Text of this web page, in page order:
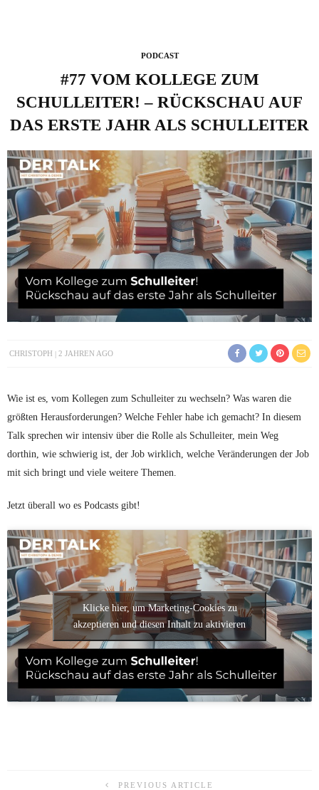
PODCAST
#77 VOM KOLLEGE ZUM
SCHULLEITER! – RÜCKSCHAU AUF
DAS ERSTE JAHR ALS SCHULLEITER
CHRISTOPH 2 JAHREN AGO
Wie ist es, vom Kollegen zum Schulleiter zu wechseln? Was waren die
größten Herausforderungen? Welche Fehler habe ich gemacht? In diesem
Talk sprechen wir intensiv über die Rolle als Schulleiter, mein Weg
dorthin, wie schwierig ist, der Job wirklich, welche Veränderungen der Job
mit sich bringt und viele weitere Themen.
Jetzt überall wo es Podcasts gibt!
Klicke hier, um Marketing-Cookies zu
akzeptieren und diesen Inhalt zu aktivieren
PREVIOUS ARTICLE